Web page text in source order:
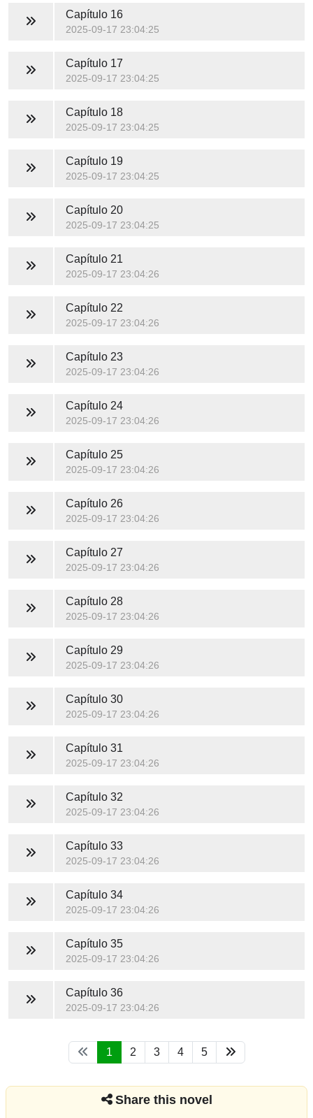
Capítulo 16
2025-09-17 23:04:25
Capítulo 17
2025-09-17 23:04:25
Capítulo 18
2025-09-17 23:04:25
Capítulo 19
2025-09-17 23:04:25
Capítulo 20
2025-09-17 23:04:25
Capítulo 21
2025-09-17 23:04:26
Capítulo 22
2025-09-17 23:04:26
Capítulo 23
2025-09-17 23:04:26
Capítulo 24
2025-09-17 23:04:26
Capítulo 25
2025-09-17 23:04:26
Capítulo 26
2025-09-17 23:04:26
Capítulo 27
2025-09-17 23:04:26
Capítulo 28
2025-09-17 23:04:26
Capítulo 29
2025-09-17 23:04:26
Capítulo 30
2025-09-17 23:04:26
Capítulo 31
2025-09-17 23:04:26
Capítulo 32
2025-09-17 23:04:26
Capítulo 33
2025-09-17 23:04:26
Capítulo 34
2025-09-17 23:04:26
Capítulo 35
2025-09-17 23:04:26
Capítulo 36
2025-09-17 23:04:26
1 2 3 4 5
Share this novel